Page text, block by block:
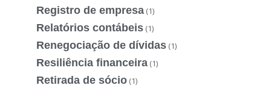
Registro de empresa (1)
Relatórios contábeis (1)
Renegociação de dívidas (1)
Resiliência financeira (1)
Retirada de sócio (1)